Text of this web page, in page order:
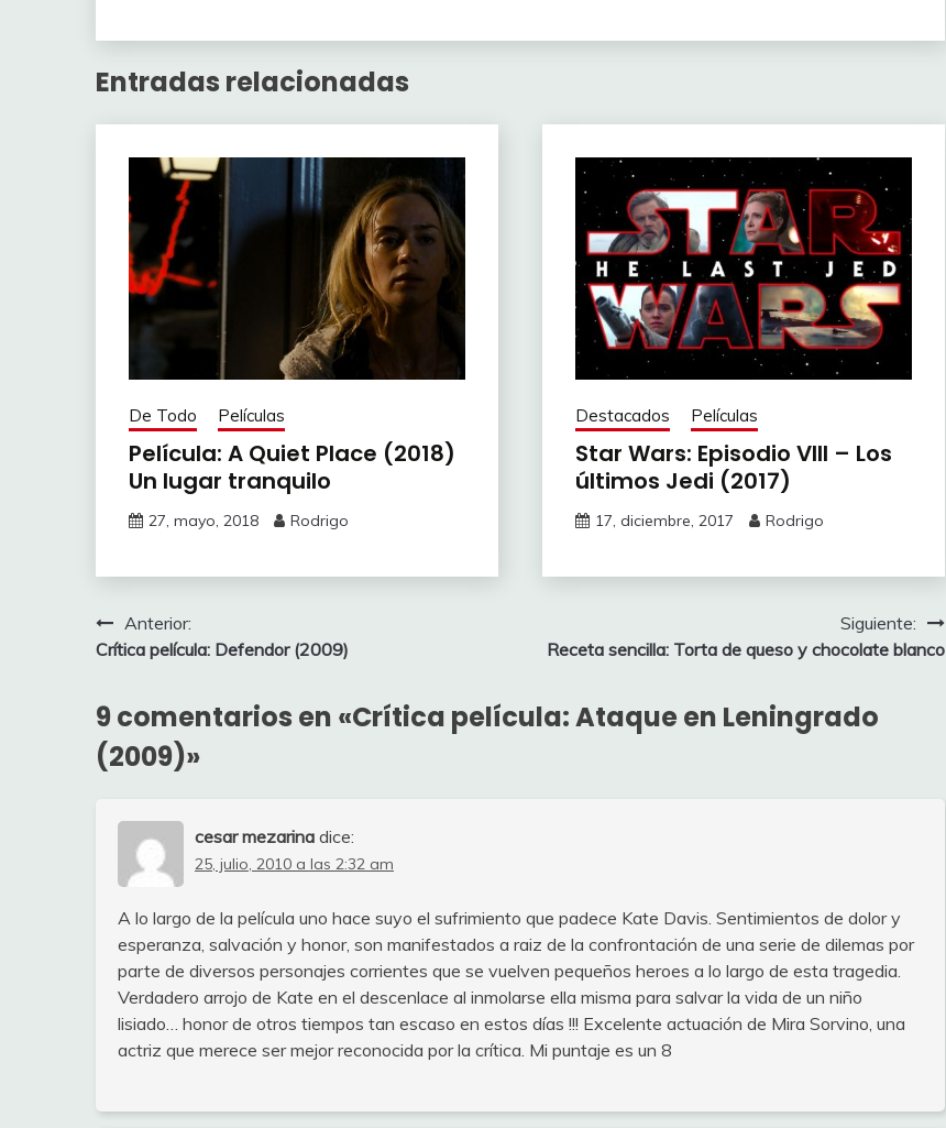
Entradas relacionadas
De Todo Películas
Película: A Quiet Place (2018)
Un lugar tranquilo
27, mayo, 2018 Rodrigo
Destacados Películas
Star Wars: Episodio VIII – Los
últimos Jedi (2017)
17, diciembre, 2017 Rodrigo
Navegación
de
entradas
Anterior:
Crítica película: Defendor (2009)
Siguiente:
Receta sencilla: Torta de queso y chocolate blanco
9 comentarios en «Crítica película: Ataque en Leningrado
(2009)»
cesar mezarina dice:
25, julio, 2010 a las 2:32 am
A lo largo de la película uno hace suyo el sufrimiento que padece Kate Davis. Sentimientos de dolor y
esperanza, salvación y honor, son manifestados a raiz de la confrontación de una serie de dilemas por
parte de diversos personajes corrientes que se vuelven pequeños heroes a lo largo de esta tragedia.
Verdadero arrojo de Kate en el descenlace al inmolarse ella misma para salvar la vida de un niño
lisiado… honor de otros tiempos tan escaso en estos días !!! Excelente actuación de Mira Sorvino, una
actriz que merece ser mejor reconocida por la crítica. Mi puntaje es un 8